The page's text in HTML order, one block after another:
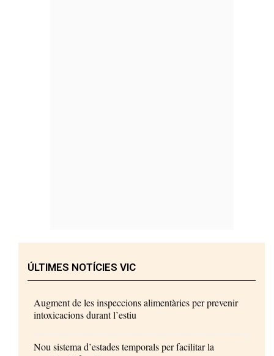
ÚLTIMES NOTÍCIES VIC
Augment de les inspeccions alimentàries per prevenir
intoxicacions durant l’estiu
Nou sistema d’estades temporals per facilitar la